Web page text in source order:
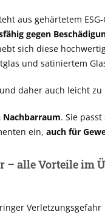
aus gehärtetem
gegen
sich diese
und satiniertem
und daher auch leicht zu
. Sie
ein, auch für
– alle Vorteile im
Verletzungsgefahr